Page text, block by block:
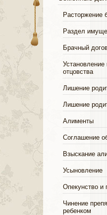
Расторжение
Раздел
Брачный
Установление
отцовства
Лишение
Лишение
Алименты
Соглашение
Взыскание
Усыновление
Опекунство и
Чинение
ребенком